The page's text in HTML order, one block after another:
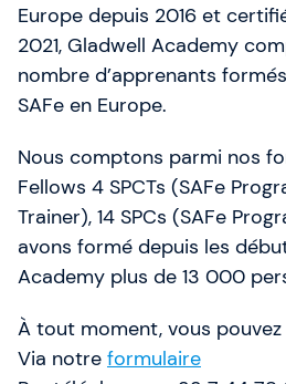
Europe depuis 2016 et
2021, Gladwell Academy
nombre d’apprenants
SAFe en Europe.
Nous comptons parmi nos
Fellows 4 SPCTs (SAFe
Trainer), 14 SPCs (SAFe
avons formé depuis les
Academy plus de 13 000
À tout moment, vous
Via notre formulaire